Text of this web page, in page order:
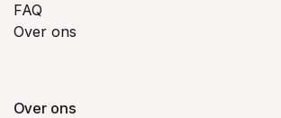
FAQ
Over ons
Over ons